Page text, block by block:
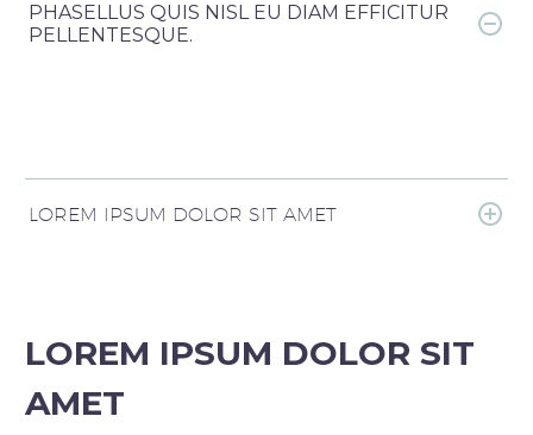
PHASELLUS QUIS NISL EU DIAM EFFICITUR
PELLENTESQUE.
LOREM IPSUM DOLOR SIT AMET
LOREM IPSUM DOLOR SIT
AMET